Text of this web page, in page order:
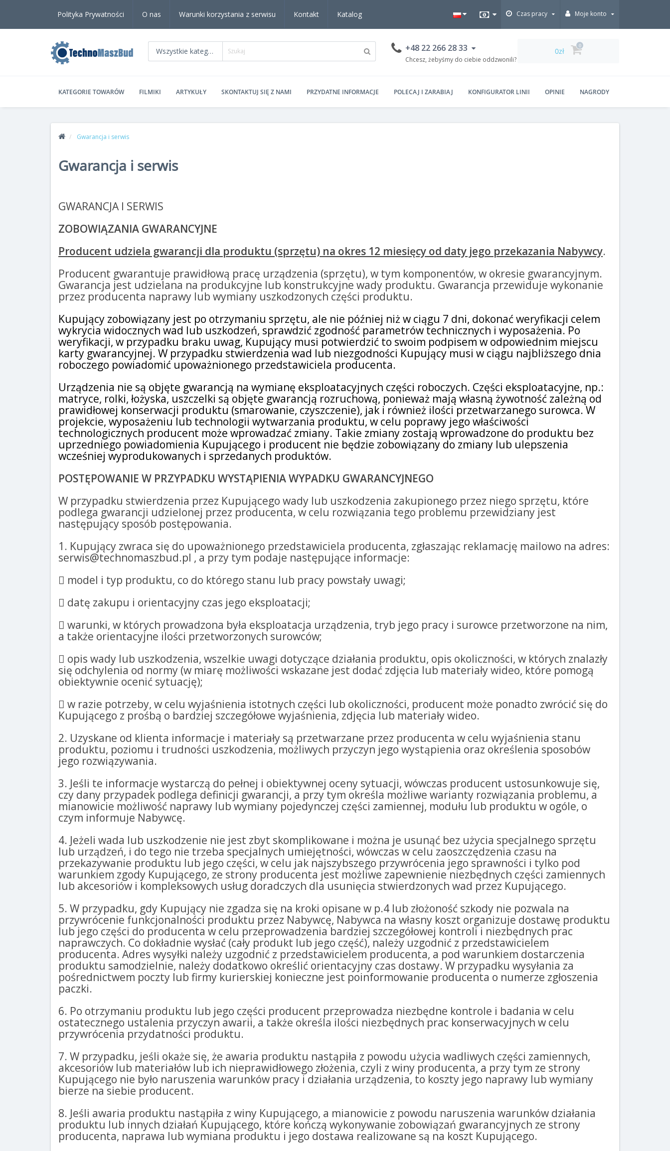
Polityka Prywatności O nas Warunki korzystania z serwisu Kontakt Katalog Czas pracy Moje konto
Wszystkie kategorie +48 22 266 28 33
Chcesz, żebyśmy do ciebie oddzwonili?
0zł
0
KATEGORIE TOWARÓW FILMIKI ARTYKUŁY SKONTAKTUJ SIĘ Z NAMI PRZYDATNE INFORMACJE POLECAJ I ZARABIAJ KONFIGURATOR LINII OPINIE NAGRODY
Gwarancja i serwis
Gwarancja i serwis
GWARANCJA I SERWIS
ZOBOWIĄZANIA GWARANCYJNE
Producent udziela gwarancji dla produktu (sprzętu) na okres 12 miesięcy od daty jego przekazania Nabywcy.
Producent gwarantuje prawidłową pracę urządzenia (sprzętu), w tym komponentów, w okresie gwarancyjnym.
Gwarancja jest udzielana na produkcyjne lub konstrukcyjne wady produktu. Gwarancja przewiduje wykonanie
przez producenta naprawy lub wymiany uszkodzonych części produktu.
Kupujący zobowiązany jest po otrzymaniu sprzętu, ale nie później niż w ciągu 7 dni, dokonać weryfikacji celem
wykrycia widocznych wad lub uszkodzeń, sprawdzić zgodność parametrów technicznych i wyposażenia. Po
weryfikacji, w przypadku braku uwag, Kupujący musi potwierdzić to swoim podpisem w odpowiednim miejscu
karty gwarancyjnej. W przypadku stwierdzenia wad lub niezgodności Kupujący musi w ciągu najbliższego dnia
roboczego powiadomić upoważnionego przedstawiciela producenta.
Urządzenia nie są objęte gwarancją na wymianę eksploatacyjnych części roboczych. Części eksploatacyjne, np.:
matryce, rolki, łożyska, uszczelki są objęte gwarancją rozruchową, ponieważ mają własną żywotność zależną od
prawidłowej konserwacji produktu (smarowanie, czyszczenie), jak i również ilości przetwarzanego surowca. W
projekcie, wyposażeniu lub technologii wytwarzania produktu, w celu poprawy jego właściwości
technologicznych producent może wprowadzać zmiany. Takie zmiany zostają wprowadzone do produktu bez
uprzedniego powiadomienia Kupującego i producent nie będzie zobowiązany do zmiany lub ulepszenia
wcześniej wyprodukowanych i sprzedanych produktów.
POSTĘPOWANIE W PRZYPADKU WYSTĄPIENIA WYPADKU GWARANCYJNEGO
W przypadku stwierdzenia przez Kupującego wady lub uszkodzenia zakupionego przez niego sprzętu, które
podlega gwarancji udzielonej przez producenta, w celu rozwiązania tego problemu przewidziany jest
następujący sposób postępowania.
1. Kupujący zwraca się do upoważnionego przedstawiciela producenta, zgłaszając reklamację mailowo na adres:
serwis@technomaszbud.pl , a przy tym podaje następujące informacje:
 model i typ produktu, co do którego stanu lub pracy powstały uwagi;
 datę zakupu i orientacyjny czas jego eksploatacji;
 warunki, w których prowadzona była eksploatacja urządzenia, tryb jego pracy i surowce przetworzone na nim,
a także orientacyjne ilości przetworzonych surowców;
 opis wady lub uszkodzenia, wszelkie uwagi dotyczące działania produktu, opis okoliczności, w których znalazły
się odchylenia od normy (w miarę możliwości wskazane jest dodać zdjęcia lub materiały wideo, które pomogą
obiektywnie ocenić sytuację);
 w razie potrzeby, w celu wyjaśnienia istotnych części lub okoliczności, producent może ponadto zwrócić się do
Kupującego z prośbą o bardziej szczegółowe wyjaśnienia, zdjęcia lub materiały wideo.
2. Uzyskane od klienta informacje i materiały są przetwarzane przez producenta w celu wyjaśnienia stanu
produktu, poziomu i trudności uszkodzenia, możliwych przyczyn jego wystąpienia oraz określenia sposobów
jego rozwiązywania.
3. Jeśli te informacje wystarczą do pełnej i obiektywnej oceny sytuacji, wówczas producent ustosunkowuje się,
czy dany przypadek podlega definicji gwarancji, a przy tym określa możliwe warianty rozwiązania problemu, a
mianowicie możliwość naprawy lub wymiany pojedynczej części zamiennej, modułu lub produktu w ogóle, o
czym informuje Nabywcę.
4. Jeżeli wada lub uszkodzenie nie jest zbyt skomplikowane i można je usunąć bez użycia specjalnego sprzętu
lub urządzeń, i do tego nie trzeba specjalnych umiejętności, wówczas w celu zaoszczędzenia czasu na
przekazywanie produktu lub jego części, w celu jak najszybszego przywrócenia jego sprawności i tylko pod
warunkiem zgody Kupującego, ze strony producenta jest możliwe zapewnienie niezbędnych części zamiennych
lub akcesoriów i kompleksowych usług doradczych dla usunięcia stwierdzonych wad przez Kupującego.
5. W przypadku, gdy Kupujący nie zgadza się na kroki opisane w p.4 lub złożoność szkody nie pozwala na
przywrócenie funkcjonalności produktu przez Nabywcę, Nabywca na własny koszt organizuje dostawę produktu
lub jego części do producenta w celu przeprowadzenia bardziej szczegółowej kontroli i niezbędnych prac
naprawczych. Co dokładnie wysłać (cały produkt lub jego część), należy uzgodnić z przedstawicielem
producenta. Adres wysyłki należy uzgodnić z przedstawicielem producenta, a pod warunkiem dostarczenia
produktu samodzielnie, należy dodatkowo określić orientacyjny czas dostawy. W przypadku wysyłania za
pośrednictwem poczty lub firmy kurierskiej konieczne jest poinformowanie producenta o numerze zgłoszenia
paczki.
6. Po otrzymaniu produktu lub jego części producent przeprowadza niezbędne kontrole i badania w celu
ostatecznego ustalenia przyczyn awarii, a także określa ilości niezbędnych prac konserwacyjnych w celu
przywrócenia przydatności produktu.
7. W przypadku, jeśli okaże się, że awaria produktu nastąpiła z powodu użycia wadliwych części zamiennych,
akcesoriów lub materiałów lub ich nieprawidłowego złożenia, czyli z winy producenta, a przy tym ze strony
Kupującego nie było naruszenia warunków pracy i działania urządzenia, to koszty jego naprawy lub wymiany
bierze na siebie producent.
8. Jeśli awaria produktu nastąpiła z winy Kupującego, a mianowicie z powodu naruszenia warunków działania
produktu lub innych działań Kupującego, które kończą wykonywanie zobowiązań gwarancyjnych ze strony
producenta, naprawa lub wymiana produktu i jego dostawa realizowane są na koszt Kupującego.